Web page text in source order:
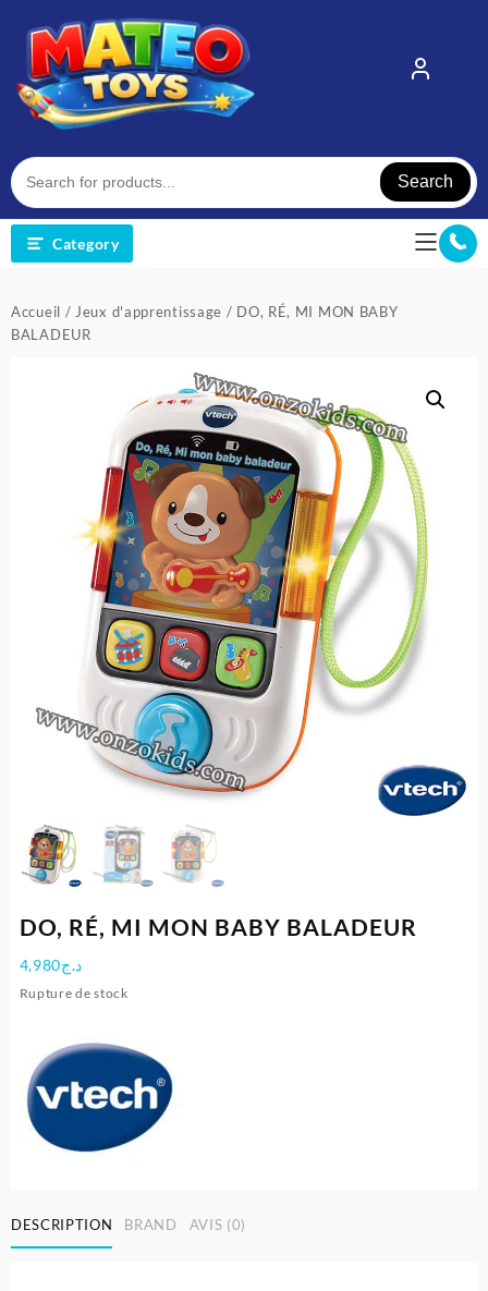
content
Search
Category
Accueil /Jeux d'apprentissage / DO, RÉ, MI MON BABY
BALADEUR
DO, RÉ, MI MON BABY BALADEUR
د.ج4,980
Rupture de stock
DESCRIPTION BRAND AVIS (0)